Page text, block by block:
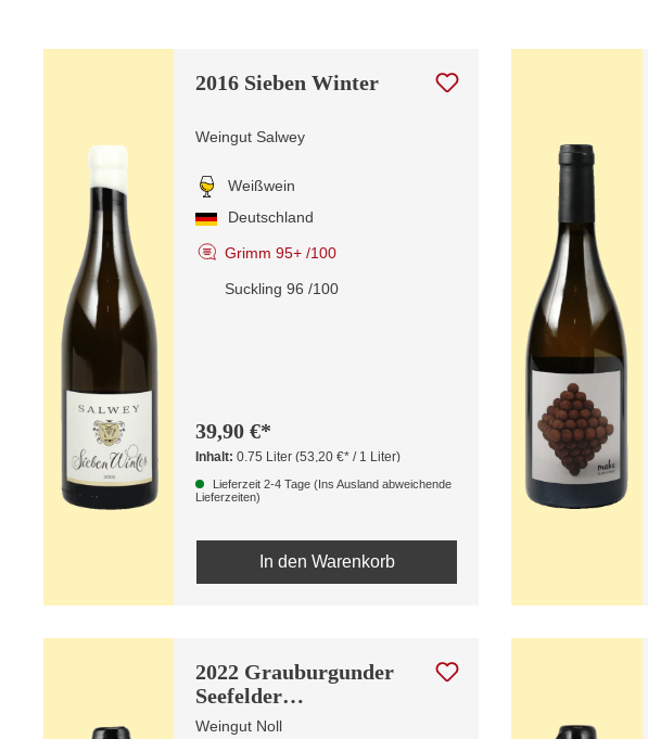
2016 Sieben Winter
Weingut Salwey
Weißwein
Deutschland
Grimm 95+ /100
Suckling 96 /100
39,90 €*
Inhalt:0.75 Liter(53,20 €* / 1 Liter)
Lieferzeit 2-4 Tage (Ins Ausland abweichende
Lieferzeiten)
In den Warenkorb
2022 Grauburgunder
Seefelder
Maltesergarten | Edition
Weingut Noll